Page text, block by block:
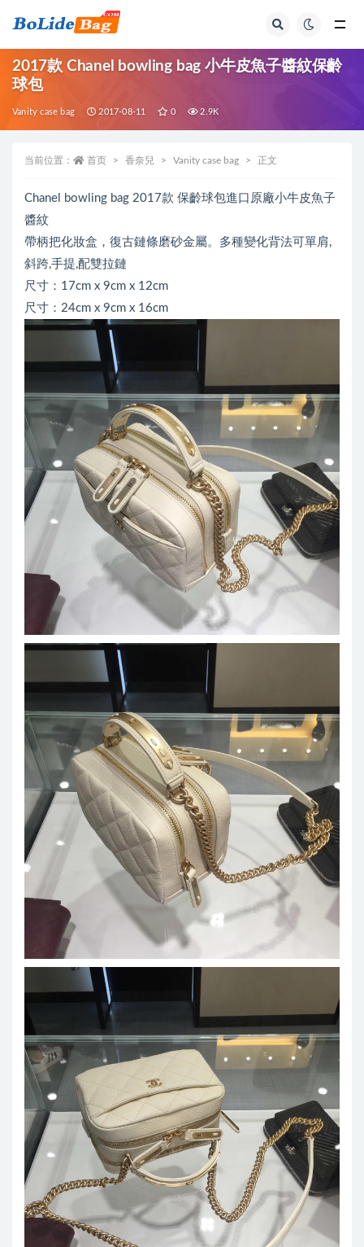
2017款 Chanel bowling bag 小牛皮魚子醬紋保齡
球包
Vanity case bag 2017-08-11 0 2.9K
当前位置： 首页 香奈兒 Vanity case bag 正文
Chanel bowling bag 2017款 保齡球包進口原廠小牛皮魚子
醬紋
帶柄把化妝盒，復古鏈條磨砂金屬。多種變化背法可單肩,
斜跨,手提,配雙拉鏈
尺寸：17cm x 9cm x 12cm
尺寸：24cm x 9cm x 16cm